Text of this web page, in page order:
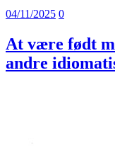
04/11/2025 0
At være født
andre